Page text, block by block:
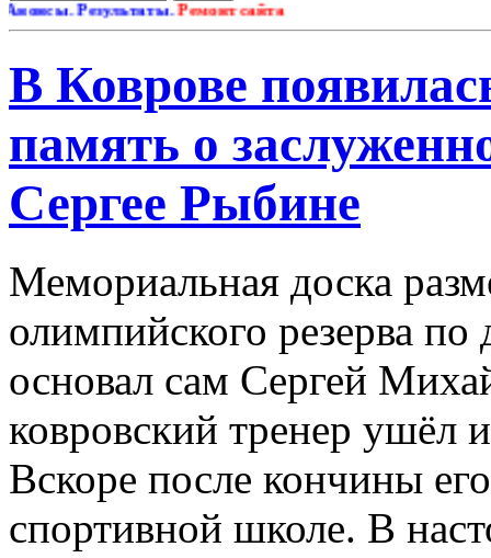
Результаты.Ремонт сайта
В Коврове
память о
Сергее Рыбине
Мемориальная доска
олимпийского резерва
основал сам Сергей
ковровский тренер ушёл
Вскоре после кончины
спортивной школе. В